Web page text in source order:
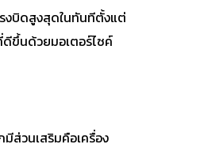
งบิดสูงสุดในทันทีตั้งแต่
ขึ้นด้วยมอเตอร์ไซค์
ส่วนเสริมคือเครื่อง